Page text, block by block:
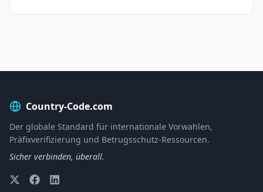
Country-Code.com
Der globale Standard für internationale Vorwahlen,
Präfixverifizierung und Betrugsschutz-Ressourcen.
Sicher verbinden, überall.